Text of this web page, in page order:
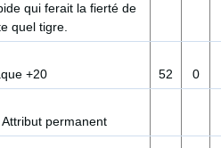
qui ferait la fierté de
quel tigre.
+20 52 0
Attribut permanent